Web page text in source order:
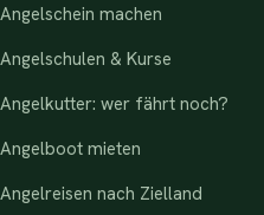
Angelschein machen
Angelschulen & Kurse
Angelkutter: wer fährt noch?
Angelboot mieten
Angelreisen nach Zielland